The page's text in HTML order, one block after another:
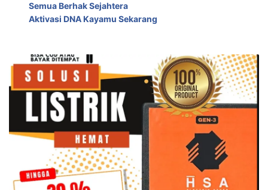
Semua Berhak Sejahtera
Aktivasi DNA Kayamu Sekarang